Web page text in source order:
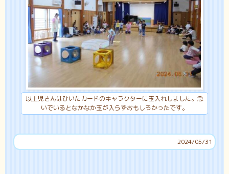
以上児さんはひいたカードのキャラクターに玉入れしました。急
いでいるとなかなか玉が入らずおもしろかったです。
2024/05/31